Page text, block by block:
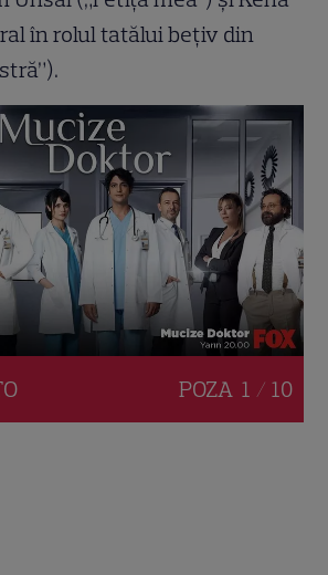
în rolul tatălui bețiv din
POZA 1 / 10